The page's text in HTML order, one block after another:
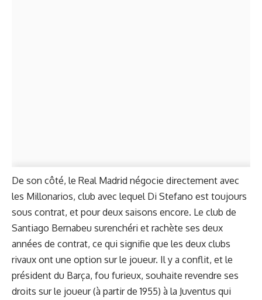
De son côté, le Real Madrid négocie directement avec
les Millonarios, club avec lequel Di Stefano est toujours
sous contrat, et pour deux saisons encore. Le club de
Santiago Bernabeu surenchéri et rachète ses deux
années de contrat, ce qui signifie que les deux clubs
rivaux ont une option sur le joueur. Il y a conflit, et le
président du Barça, fou furieux, souhaite revendre ses
droits sur le joueur (à partir de 1955) à la Juventus qui